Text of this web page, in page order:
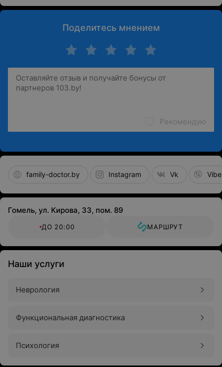
Поделитесь мнением
Рекомендую
family-doctor.by Instagram Vk
Гомель, ул. Кирова, 33, пом. 89
ДО 20:00 МАРШРУТ
Наши услуги
Неврология
Функциональная диагностика
Психология